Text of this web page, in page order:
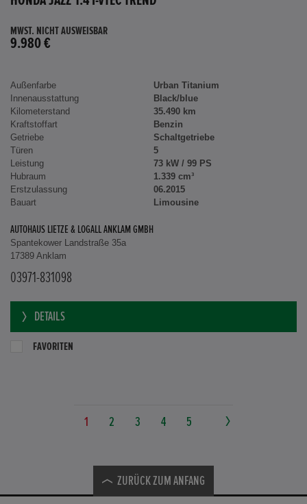
MWST. NICHT AUSWEISBAR
9.980 €
Außenfarbe
Urban Titanium
Innenausstattung
Black/blue
Kilometerstand
35.490 km
Kraftstoffart
Benzin
Getriebe
Schaltgetriebe
Türen
5
Leistung
73 kW / 99 PS
Hubraum
1.339 cm³
Erstzulassung
06.2015
Bauart
Limousine
AUTOHAUS LIETZE & LOGALL ANKLAM GMBH
Spantekower Landstraße 35a
17389 Anklam
03971-831098
DETAILS
FAVORITEN
1 2 3 4 5
ZURÜCK ZUM ANFANG